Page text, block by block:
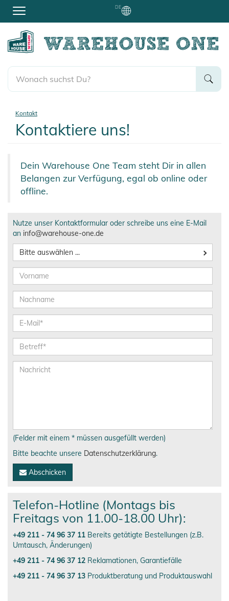
DE
Kontakt
Kontaktiere uns!
Dein Warehouse One Team steht Dir in allen
Belangen zur Verfügung, egal ob online oder
offline.
Nutze unser Kontaktformular oder schreibe uns eine E-Mail
an info@warehouse-one.de
Bitte auswählen ...
(Felder mit einem * müssen ausgefüllt werden)
Bitte beachte unsere Datenschutzerklärung.
Abschicken
Telefon-Hotline (Montags bis
Freitags von 11.00-18.00 Uhr):
+49 211 - 74 96 37 11 Bereits getätigte Bestellungen (z.B.
Umtausch, Änderungen)
+49 211 - 74 96 37 12 Reklamationen, Garantiefälle
+49 211 - 74 96 37 13 Produktberatung und Produktauswahl